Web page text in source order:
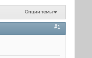
Опции темы
#1